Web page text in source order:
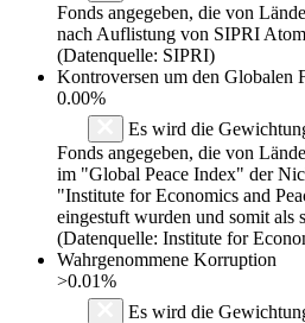
Fonds angegeben, die von
nach Auflistung von SIPRI
(Datenquelle: SIPRI)
Kontroversen um den Globalen
0.00%
Es wird die
Fonds angegeben, die von
im "Global Peace Index" der
"Institute for Economics and
eingestuft wurden und somit als
(Datenquelle: Institute for
Wahrgenommene Korruption
>0.01%
Es wird die